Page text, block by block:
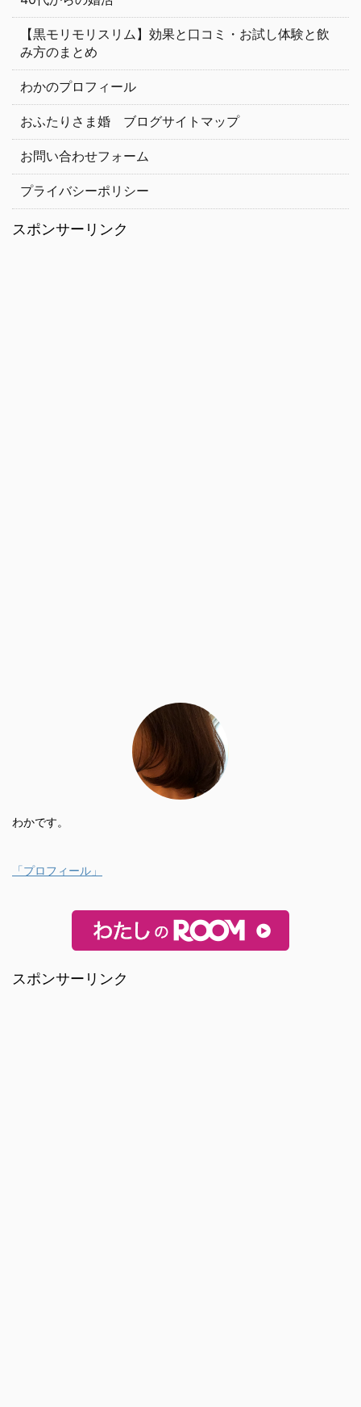
【黒モリモリスリム】効果と口コミ・お試し体験と飲
み方のまとめ
わかのプロフィール
おふたりさま婚 ブログサイトマップ
お問い合わせフォーム
プライバシーポリシー
スポンサーリンク
わかです。
「プロフィール」
スポンサーリンク